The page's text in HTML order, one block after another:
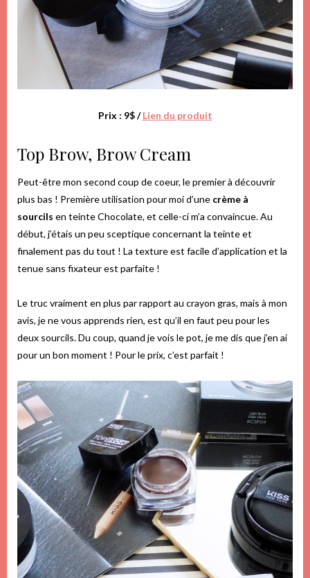
Prix : 9$ /Lien du produit
Top Brow, Brow Cream
Peut-être mon second coup de coeur, le premier à découvrir
plus bas ! Première utilisation pour moi d’une crème à
sourcils en teinte Chocolate, et celle-ci m’a convaincue. Au
début, j’étais un peu sceptique concernant la teinte et
finalement pas du tout ! La texture est facile d’application et la
tenue sans fixateur est parfaite !
Le truc vraiment en plus par rapport au crayon gras, mais à mon
avis, je ne vous apprends rien, est qu’il en faut peu pour les
deux sourcils. Du coup, quand je vois le pot, je me dis que j’en ai
pour un bon moment ! Pour le prix, c’est parfait !